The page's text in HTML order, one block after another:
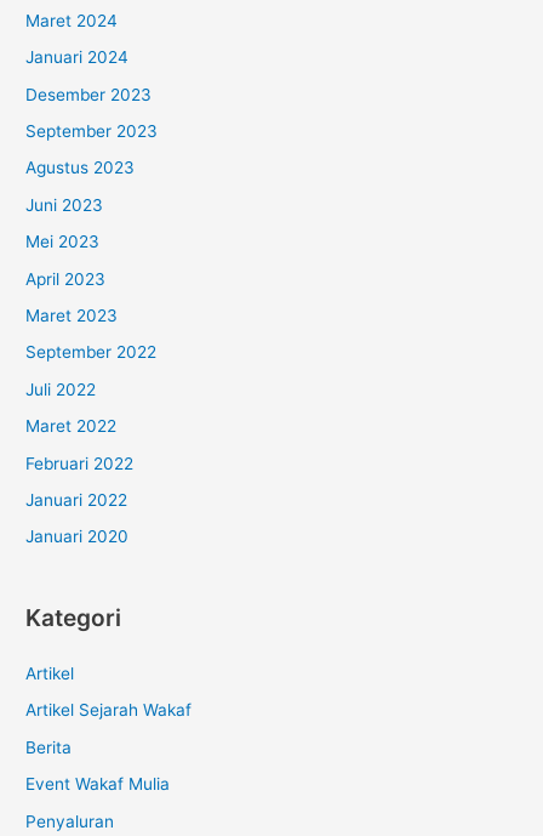
Maret 2024
Januari 2024
Desember 2023
September 2023
Agustus 2023
Juni 2023
Mei 2023
April 2023
Maret 2023
September 2022
Juli 2022
Maret 2022
Februari 2022
Januari 2022
Januari 2020
Kategori
Artikel
Artikel Sejarah Wakaf
Berita
Event Wakaf Mulia
Penyaluran